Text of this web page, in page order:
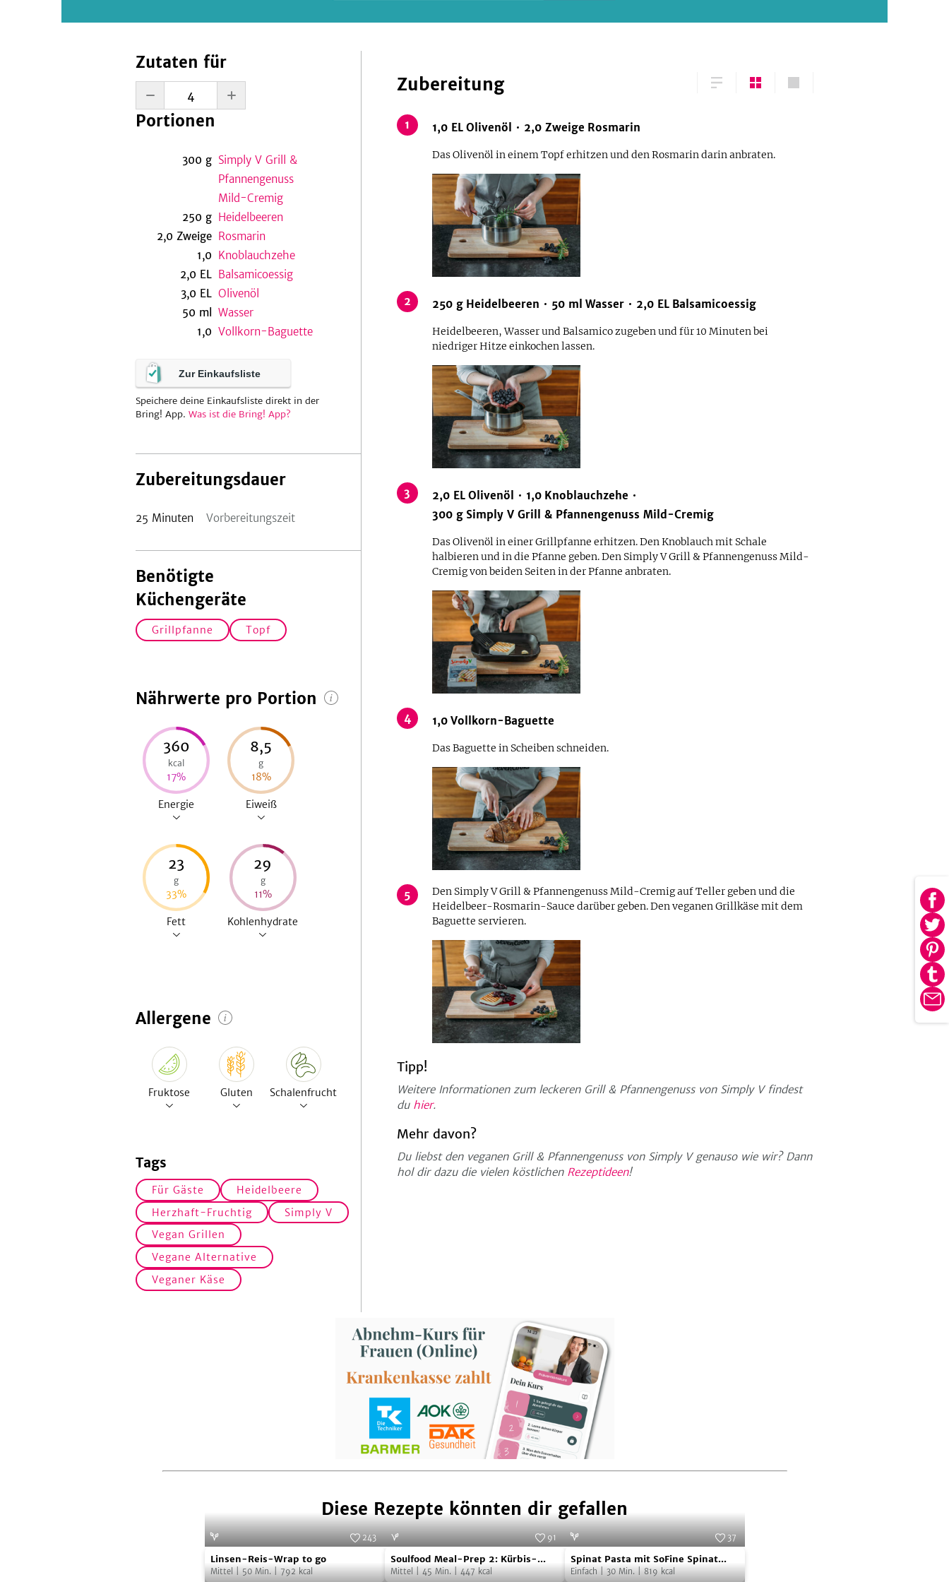
E-
Zutaten für
Portionen
300 g Simply V Grill &
Pfannengenuss
Mild-Cremig
250 g Heidelbeeren
2,0 Zweige Rosmarin
1,0 Knoblauchzehe
2,0 EL Balsamicoessig
3,0 EL Olivenöl
50 ml
Wasser
1,0 Vollkorn-Baguette
Zur Einkaufsliste
Speichere deine Einkaufsliste direkt in der
Bring! App. Was ist die Bring! App?
Zubereitungsdauer
25 Minuten Vorbereitungszeit
Benötigte
Küchengeräte
Grillpfanne Topf
Nährwerte pro Portion
360
kcal
17%
Energie
8,5
g
18%
Eiweiß
23
g
33%
Fett
29
g
11%
Kohlenhydrate
Allergene
Fruktose Gluten Schalenfrucht
Tags
Für Gäste
Heidelbeere
Herzhaft-Fruchtig
Simply V
Vegan Grillen
Vegane Alternative
Veganer Käse
Zubereitung
1 1,0 EL Olivenöl 2,0 Zweige Rosmarin
Das Olivenöl in einem Topf erhitzen und den Rosmarin darin anbraten.
2 250 g Heidelbeeren 50 ml Wasser 2,0 EL Balsamicoessig
Heidelbeeren, Wasser und Balsamico zugeben und für 10 Minuten bei
niedriger Hitze einkochen lassen.
3 2,0 EL Olivenöl 1,0 Knoblauchzehe
300 g Simply V Grill & Pfannengenuss Mild-Cremig
Das Olivenöl in einer Grillpfanne erhitzen. Den Knoblauch mit Schale
halbieren und in die Pfanne geben. Den Simply V Grill & Pfannengenuss Mild-
Cremig von beiden Seiten in der Pfanne anbraten.
4 1,0 Vollkorn-Baguette
Das Baguette in Scheiben schneiden.
5
Den Simply V Grill & Pfannengenuss Mild-Cremig auf Teller geben und die
Heidelbeer-Rosmarin-Sauce darüber geben. Den veganen Grillkäse mit dem
Baguette servieren.
Tipp!
Weitere Informationen zum leckeren Grill & Pfannengenuss von Simply V findest
du hier.
Mehr davon?
Du liebst den veganen Grill & Pfannengenuss von Simply V genauso wie wir? Dann
hol dir dazu die vielen köstlichen Rezeptideen!
Diese Rezepte könnten dir gefallen
Linsen-
Reis-
243
Linsen-Reis-Wrap to go
Mittel|50 Min.|792kcal
Soulfood
Meal-
Foto:SevenCooks
91
Soulfood Meal-Prep 2: Kürbis-
Graupen-Auflauf
Mittel|45 Min.|447kcal
Spinat
Pasta
Foto:
37
Spinat Pasta mit SoFine Spinat
Schnitzel
Einfach|30 Min.|819kcal